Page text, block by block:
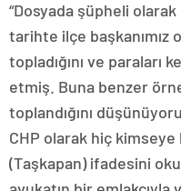
“Dosyada şüpheli
tarihte ilçe başkanımız
topladığını ve
etmiş. Buna benzer
toplandığını
CHP olarak hiç
(Taşkapan) ifadesini